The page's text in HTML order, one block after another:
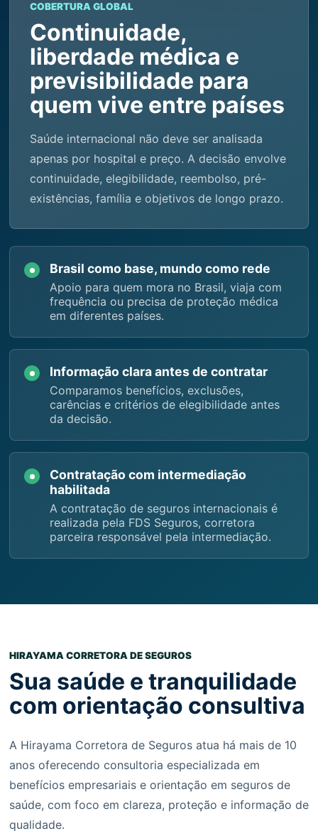
COBERTURA GLOBAL
Continuidade,
liberdade médica e
previsibilidade para
quem vive entre países
Saúde internacional não deve ser analisada
apenas por hospital e preço. A decisão envolve
continuidade, elegibilidade, reembolso, pré-
existências, família e objetivos de longo prazo.
Brasil como base, mundo como rede
Apoio para quem mora no Brasil, viaja com
frequência ou precisa de proteção médica
em diferentes países.
Informação clara antes de contratar
Comparamos benefícios, exclusões,
carências e critérios de elegibilidade antes
da decisão.
Contratação com intermediação
habilitada
A contratação de seguros internacionais é
realizada pela FDS Seguros, corretora
parceira responsável pela intermediação.
HIRAYAMA CORRETORA DE SEGUROS
Sua saúde e tranquilidade
com orientação consultiva
A Hirayama Corretora de Seguros atua há mais de 10
anos oferecendo consultoria especializada em
benefícios empresariais e orientação em seguros de
saúde, com foco em clareza, proteção e informação de
qualidade.